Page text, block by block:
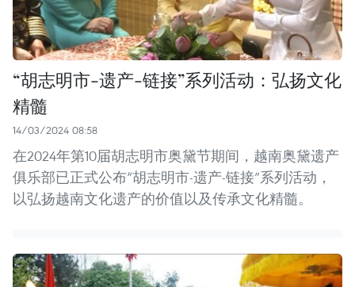
“胡志明市-遗产-链接”系列活动：弘扬文化
精髓
14/03/2024 08:58
在2024年第10届胡志明市奥黛节期间，越南奥黛遗产
俱乐部已正式公布“胡志明市-遗产-链接”系列活动，
以弘扬越南文化遗产的价值以及传承文化精髓。